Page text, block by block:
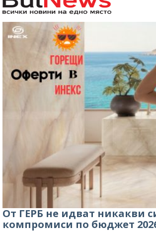
От ГЕРБ не идват никакви
компромиси по бюджет